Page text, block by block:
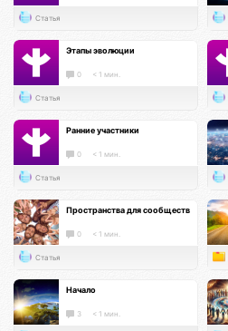
Статья
Этапы эволюции
0 < 1 мин.
Статья
Ранние участники
0 < 1 мин.
Статья
Пространства для сообществ
0 < 1 мин.
Статья
Начало
3 < 1 мин.